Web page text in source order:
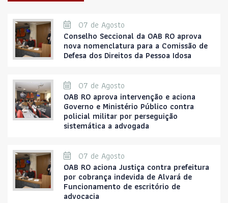
07 de Agosto
Conselho Seccional da OAB RO aprova
nova nomenclatura para a Comissão de
Defesa dos Direitos da Pessoa Idosa
07 de Agosto
OAB RO aprova intervenção e aciona
Governo e Ministério Público contra
policial militar por perseguição
sistemática a advogada
07 de Agosto
OAB RO aciona Justiça contra prefeitura
por cobrança indevida de Alvará de
Funcionamento de escritório de
advocacia